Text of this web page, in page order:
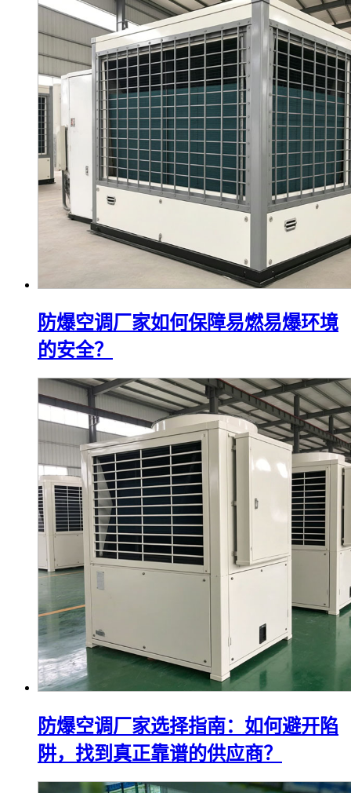
防爆空调厂家如何保障易燃易爆环境
的安全？
防爆空调厂家选择指南：如何避开陷
阱，找到真正靠谱的供应商？